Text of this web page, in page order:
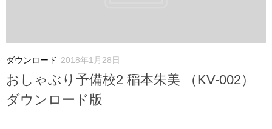
ダウンロード 2018年1月28日
おしゃぶり予備校2 稲本朱美 （KV-002）
ダウンロード版